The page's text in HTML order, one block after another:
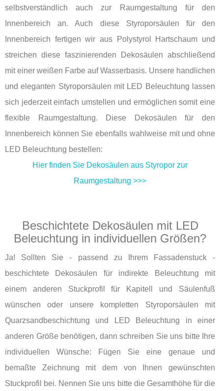
selbstverständlich auch zur Raumgestaltung für den
Innenbereich an. Auch diese Styroporsäulen für den
Innenbereich fertigen wir aus Polystyrol Hartschaum und
streichen diese faszinierenden Dekosäulen abschließend
mit einer weißen Farbe auf Wasserbasis. Unsere handlichen
und eleganten Styroporsäulen mit LED Beleuchtung lassen
sich jederzeit einfach umstellen und ermöglichen somit eine
flexible Raumgestaltung. Diese Dekosäulen für den
Innenbereich können Sie ebenfalls wahlweise mit und ohne
LED Beleuchtung bestellen:
Hier finden Sie Dekosäulen aus Styropor zur
Raumgestaltung >>>
Beschichtete Dekosäulen mit LED
Beleuchtung in individuellen Größen?
Ja! Sollten Sie - passend zu Ihrem Fassadenstuck -
beschichtete Dekosäulen für indirekte Beleuchtung mit
einem anderen Stuckprofil für Kapitell und Säulenfuß
wünschen oder unsere kompletten Styroporsäulen mit
Quarzsandbeschichtung und LED Beleuchtung in einer
anderen Größe benötigen, dann schreiben Sie uns bitte Ihre
individuellen Wünsche: Fügen Sie eine genaue und
bemaßte Zeichnung mit dem von Ihnen gewünschten
Stuckprofil bei. Nennen Sie uns bitte die Gesamthöhe für die